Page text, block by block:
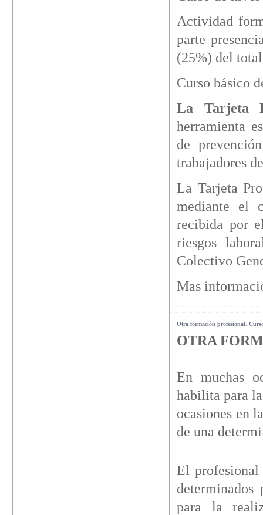
Actividad
parte
(25%) del
Curso básico
La Tarjeta
herramienta
de
trabajadores
La Tarjeta
mediante el
recibida por
riesgos
Colectivo
Mas
Otra formación profesional,
OTRA
En muchas
habilita para
ocasiones en
de una
El
determinados
para la